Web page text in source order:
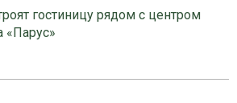
гостиницу рядом с центром
«Парус»